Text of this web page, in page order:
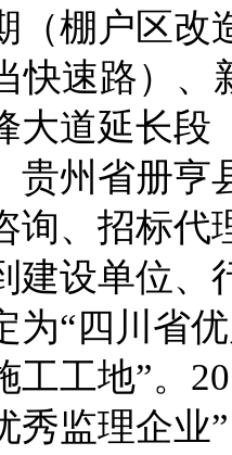
（棚户区
快速路）
大道延长
贵州省册
询、招标代
建设单位、
为“四川省
工工地”。
秀监理企业